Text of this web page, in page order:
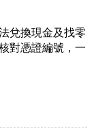
兌換現金及找零
對憑證編號，一